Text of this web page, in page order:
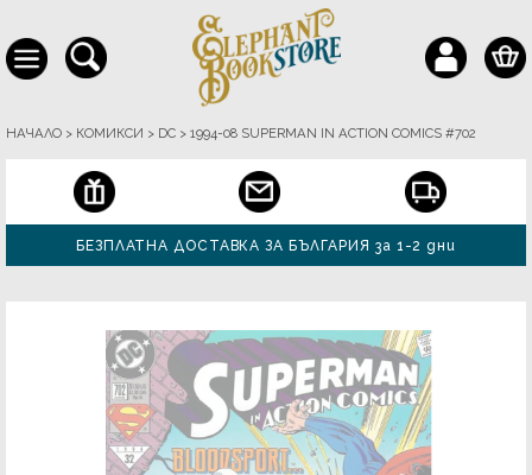
НАЧАЛО > КОМИКСИ > DC > 1994-08 SUPERMAN IN ACTION COMICS #702
БЕЗПЛАТНА ДОСТАВКА ЗА БЪЛГАРИЯ за 1-2 дни